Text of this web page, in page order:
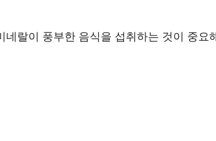
랄이 풍부한 음식을 섭취하는 것이 중요